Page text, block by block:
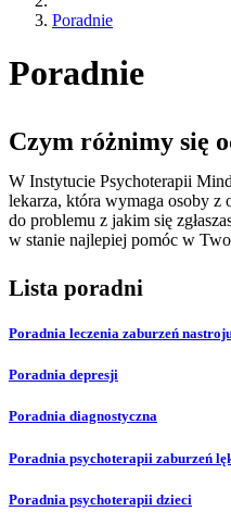
Poradnie
Poradnie
Czym różnimy się
W Instytucie Psychoterapii
lekarza, która wymaga osoby z
do problemu z jakim się
w stanie najlepiej pomóc w
Lista poradni
Poradnia leczenia zaburzeń
Poradnia depresji
Poradnia diagnostyczna
Poradnia psychoterapii zaburzeń
Poradnia psychoterapii dzieci